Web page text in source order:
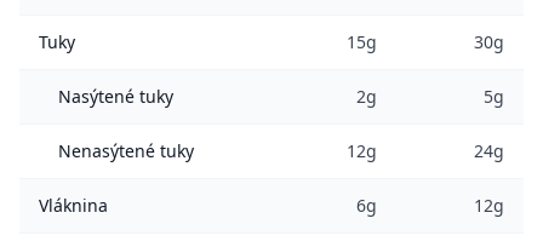
Tuky 15g 30g
Nasýtené tuky 2g 5g
Nenasýtené tuky 12g 24g
Vláknina 6g 12g